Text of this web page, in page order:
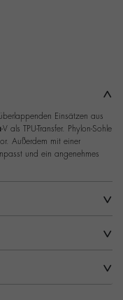
Einsätzen aus
-V als TPU-Transfer. Phylon-Sohle
Außerdem mit einer
und ein angenehmes